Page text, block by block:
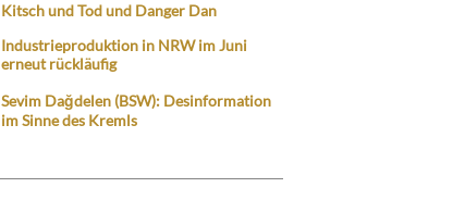
Kitsch und Tod und Danger Dan
Industrieproduktion in NRW im Juni
erneut rückläufig
Sevim Dağdelen (BSW): Desinformation
im Sinne des Kremls